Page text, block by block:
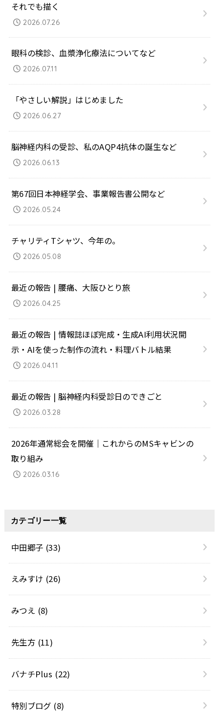
それでも描く
2026.07.26
眼科の検診、血漿浄化療法についてなど
2026.07.11
「やさしい解説」はじめました
2026.06.27
脳神経内科の受診、私のAQP4抗体の誕生など
2026.06.13
第67回日本神経学会、事業報告書公開など
2026.05.24
チャリティTシャツ、今年の。
2026.05.08
最近の報告 | 腰痛、大阪ひとり旅
2026.04.25
最近の報告 | 情報誌ほぼ完成・生成AI利用状況開
示・AIを使った制作の流れ・料理バトル結果
2026.04.11
最近の報告 | 脳神経内科受診日のできごと
2026.03.28
2026年通常総会を開催｜これからのMSキャビンの
取り組み
2026.03.16
カテゴリー一覧
中田郷子 (33)
えみすけ (26)
みつえ (8)
先生方 (11)
バナチPlus (22)
特別ブログ (8)